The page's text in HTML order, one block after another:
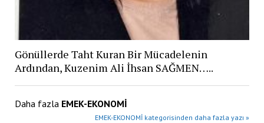
Gönüllerde Taht Kuran Bir Mücadelenin
Ardından, Kuzenim Ali İhsan SAĞMEN…..
Daha fazla EMEK-EKONOMİ
EMEK-EKONOMİ kategorisinden daha fazla yazı »